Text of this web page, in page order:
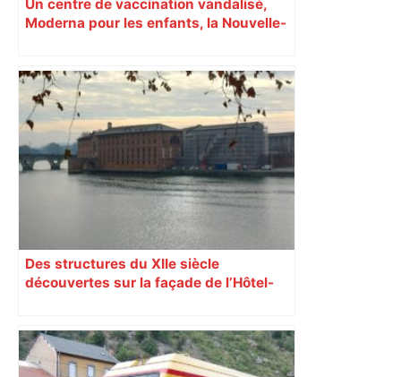
Un centre de vaccination vandalisé,
Moderna pour les enfants, la Nouvelle-
Des structures du XIIe siècle
découvertes sur la façade de l’Hôtel-